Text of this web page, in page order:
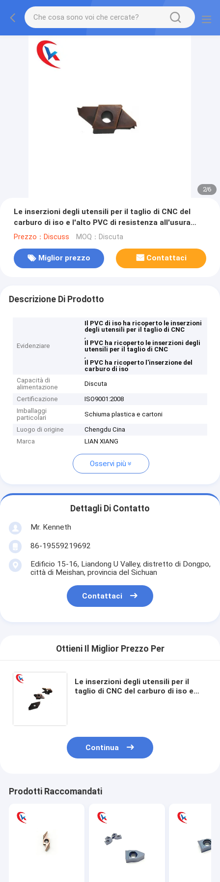
2/6
Le inserzioni degli utensili per il taglio di CNC del
carburo di iso e l'alto PVC di resistenza all'usura
hanno ricoperto il carburo che scanala le inserzioni
Prezzo：Discuss MOQ：Discuta
Miglior prezzo Contattaci
Descrizione Di Prodotto
Evidenziare
Il PVC di iso ha ricoperto le inserzioni
degli utensili per il taglio di CNC
,
Il PVC ha ricoperto le inserzioni degli
utensili per il taglio di CNC
,
Il PVC ha ricoperto l'inserzione del
carburo di iso
Capacità di
alimentazione
Discuta
Certificazione
ISO9001:2008
Imballaggi
particolari
Schiuma plastica e cartoni
Luogo di origine
Chengdu Cina
Marca
LIAN XIANG
Osservi più
Dettagli Di Contatto
Mr. Kenneth
86-19559219692
Edificio 15-16, Liandong U Valley, distretto di Dongpo,
città di Meishan, provincia del Sichuan
Contattaci
Ottieni Il Miglior Prezzo Per
Le inserzioni degli utensili per il
taglio di CNC del carburo di iso e
Continua
Prodotti Raccomandati